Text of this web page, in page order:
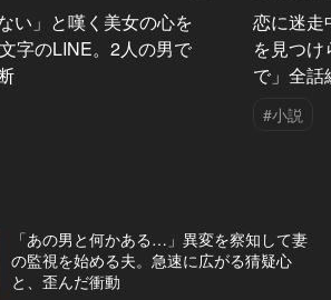
い」と嘆く美女の心を
字のLINE。2人の男で
恋に迷走
を見つ
で」全話
#小説
「あの男と何かある…」異変を察知して妻
の監視を始める夫。急速に広がる猜疑心
と、歪んだ衝動